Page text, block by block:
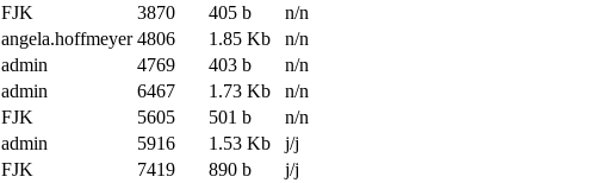
FJK 3870 405 b
n/n
angela.hoffmeyer 4806 1.85 Kb
n/n
admin 4769 403 b
n/n
admin 6467 1.73 Kb
n/n
FJK 5605 501 b
n/n
admin 5916 1.53 Kb
j/j
FJK 7419 890 b
j/j